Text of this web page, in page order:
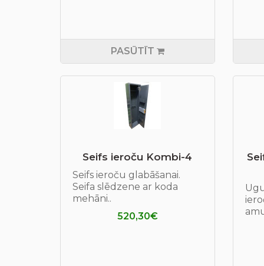
PASŪTĪT
Seifs ieroču Kombi-4
Seifs ieroču glabāšanai.
Seifa slēdzene ar koda
mehāni..
520,30€